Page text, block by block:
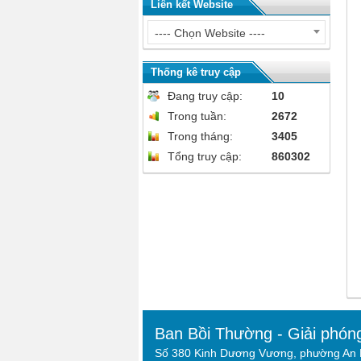
Liên kết Website
---- Chọn Website ----
Thống kê truy cập
Đang truy cập:
10
Trong tuần:
2672
Trong tháng:
3405
Tổng truy cập:
860302
Ban Bồi Thường - Giải
Số 380 Kinh Dương Vương, phường An